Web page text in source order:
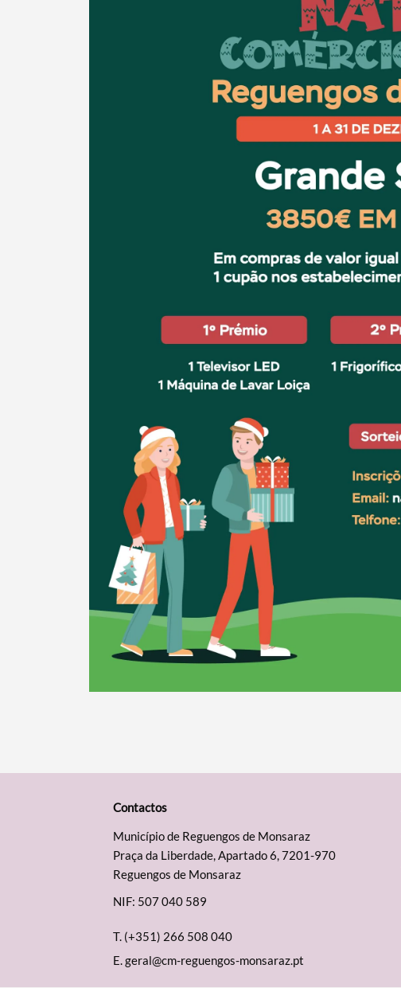
Contactos
Município de Reguengos de Monsaraz
Praça da Liberdade, Apartado 6, 7201-970
Reguengos de Monsaraz
NIF: 507 040 589
T. (+351) 266 508 040
E.geral@cm-reguengos-monsaraz.pt